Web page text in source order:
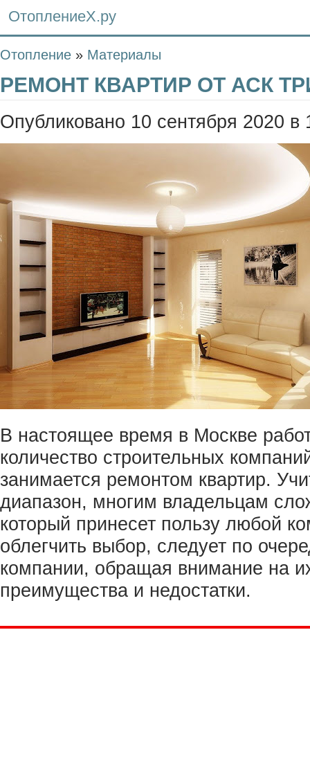
ОтоплениеХ.ру
Отопление » Материалы
РЕМОНТ КВАРТИР ОТ АСК
Опубликовано 10 сентября 2020 в
В настоящее время в Москве
количество строительных
занимается ремонтом квартир.
диапазон, многим владельцам
который принесет пользу любой
облегчить выбор, следует по
компании, обращая внимание на
преимущества и недостатки.